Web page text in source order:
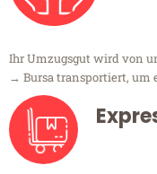
Ihr Umzugsgut wird von
→ Bursa transportiert, um